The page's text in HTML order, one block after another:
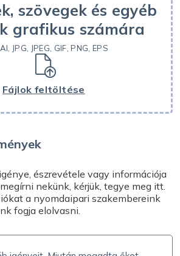
szüksége? Vegye fel velünk a
info@expresta.hucímen, hívja a
vagy írjon nekünk
online chatkeresztül, hétköznapokban
Segítünk Önnek a
szövegek és egyéb
grafikus számára
JPG, JPEG, GIF, PNG, EPS
Fájlok feltöltése
észrevétele vagy információja
nekünk, kérjük, tegye meg itt.
a nyomdaipari szakembereink
fogja elolvasni.